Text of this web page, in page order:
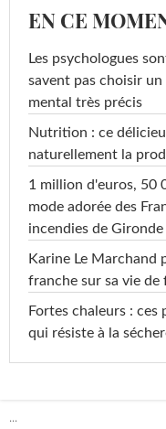
EN CE
Les psychologues
savent pas choisir
mental très précis
Nutrition : ce
naturellement la
1 million d'euros, 50
mode adorée des
incendies de Gironde
Karine Le Marchand
franche sur sa vie de
Fortes chaleurs :
qui résiste à la
...